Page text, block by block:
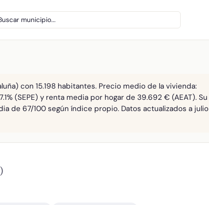
municipio...
con 15.198 habitantes. Precio medio de la vivienda:
(SEPE) y renta media por hogar de 39.692 € (AEAT). Su
de 67/100 según índice propio. Datos actualizados a julio